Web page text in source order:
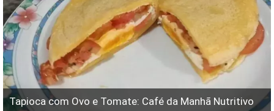
Tapioca com Ovo e Tomate: Café da Manhã Nutritivo